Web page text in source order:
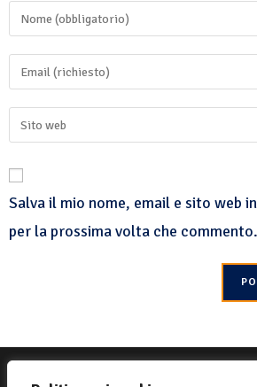
Salva il mio nome, email e sito web
per la prossima volta che commento.